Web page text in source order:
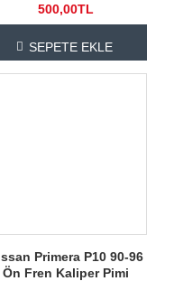
500,00TL
SEPETE EKLE
Primera P10 90-96
Ön Fren Kaliper Pimi